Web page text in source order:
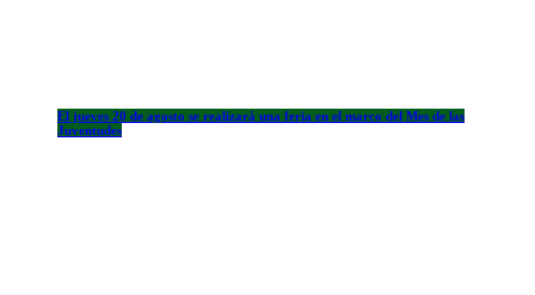
El jueves 20 de agosto se realizará una feria en el marco del Mes de las
Juventudes